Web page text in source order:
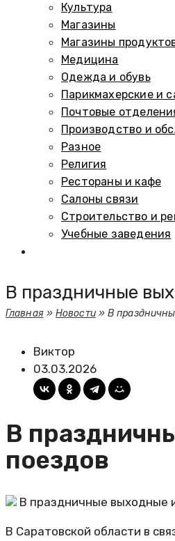
Культура
Магазины
Магазины
Медицина
Одежда и обувь
Парикмахерские и
Почтовые
Производство и
Разное
Религия
Рестораны и кафе
Салоны связи
Строительство и
Учебные заведения
В праздничные
Главная»Новости»В
Виктор
03.03.2026
В
поездов
В праздничные выходные
В Саратовской области в